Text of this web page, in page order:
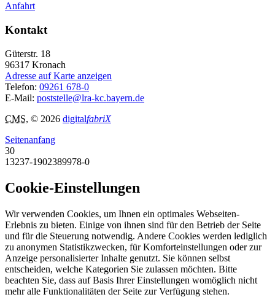
Anfahrt
Kontakt
Güterstr. 18
96317 Kronach
Adresse auf Karte anzeigen
Telefon: 09261 678-0
E-Mail: poststelle@lra-kc.bayern.de
CMS, © 2026 digitalfabriX
Seitenanfang
30
13237-1902389978-0
Cookie-Einstellungen
Wir verwenden Cookies, um Ihnen ein optimales Webseiten-
Erlebnis zu bieten. Einige von ihnen sind für den Betrieb der Seite
und für die Steuerung notwendig. Andere Cookies werden lediglich
zu anonymen Statistikzwecken, für Komforteinstellungen oder zur
Anzeige personalisierter Inhalte genutzt. Sie können selbst
entscheiden, welche Kategorien Sie zulassen möchten. Bitte
beachten Sie, dass auf Basis Ihrer Einstellungen womöglich nicht
mehr alle Funktionalitäten der Seite zur Verfügung stehen.